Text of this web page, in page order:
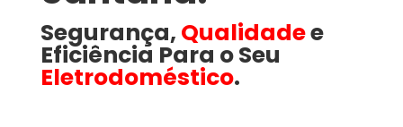
Segurança, Qualidadee
Eficiência Para o Seu
Eletrodoméstico.